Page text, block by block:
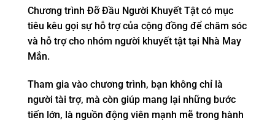
Chương trình Đỡ Đầu Người Khuyết Tật có mục
tiêu kêu gọi sự hỗ trợ của cộng đồng để chăm sóc
và hỗ trợ cho nhóm người khuyết tật tại Nhà May
Mắn.
Tham gia vào chương trình, bạn không chỉ là
người tài trợ, mà còn giúp mang lại những bước
tiến lớn, là nguồn động viên mạnh mẽ trong hành